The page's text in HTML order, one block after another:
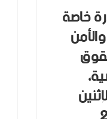
خاصة